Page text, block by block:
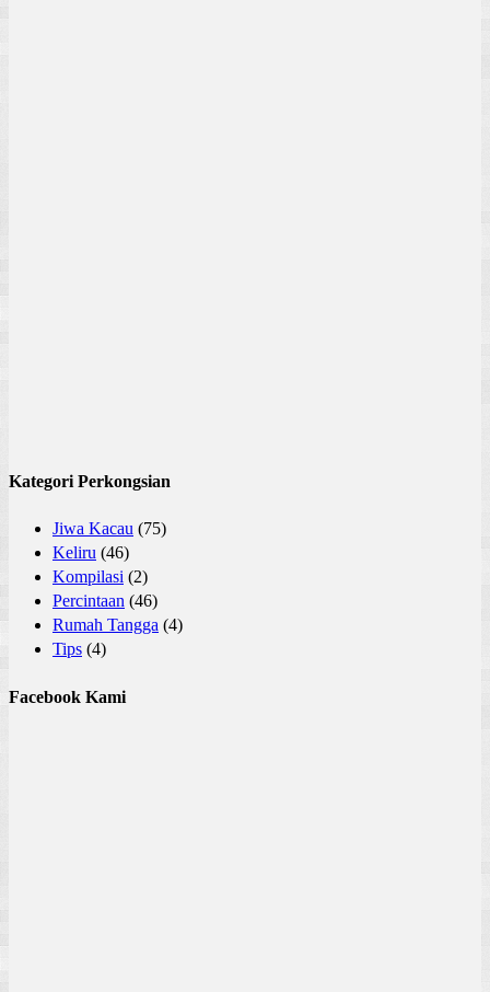
Kategori Perkongsian
Jiwa Kacau (75)
Keliru (46)
Kompilasi (2)
Percintaan (46)
Rumah Tangga (4)
Tips (4)
Facebook Kami